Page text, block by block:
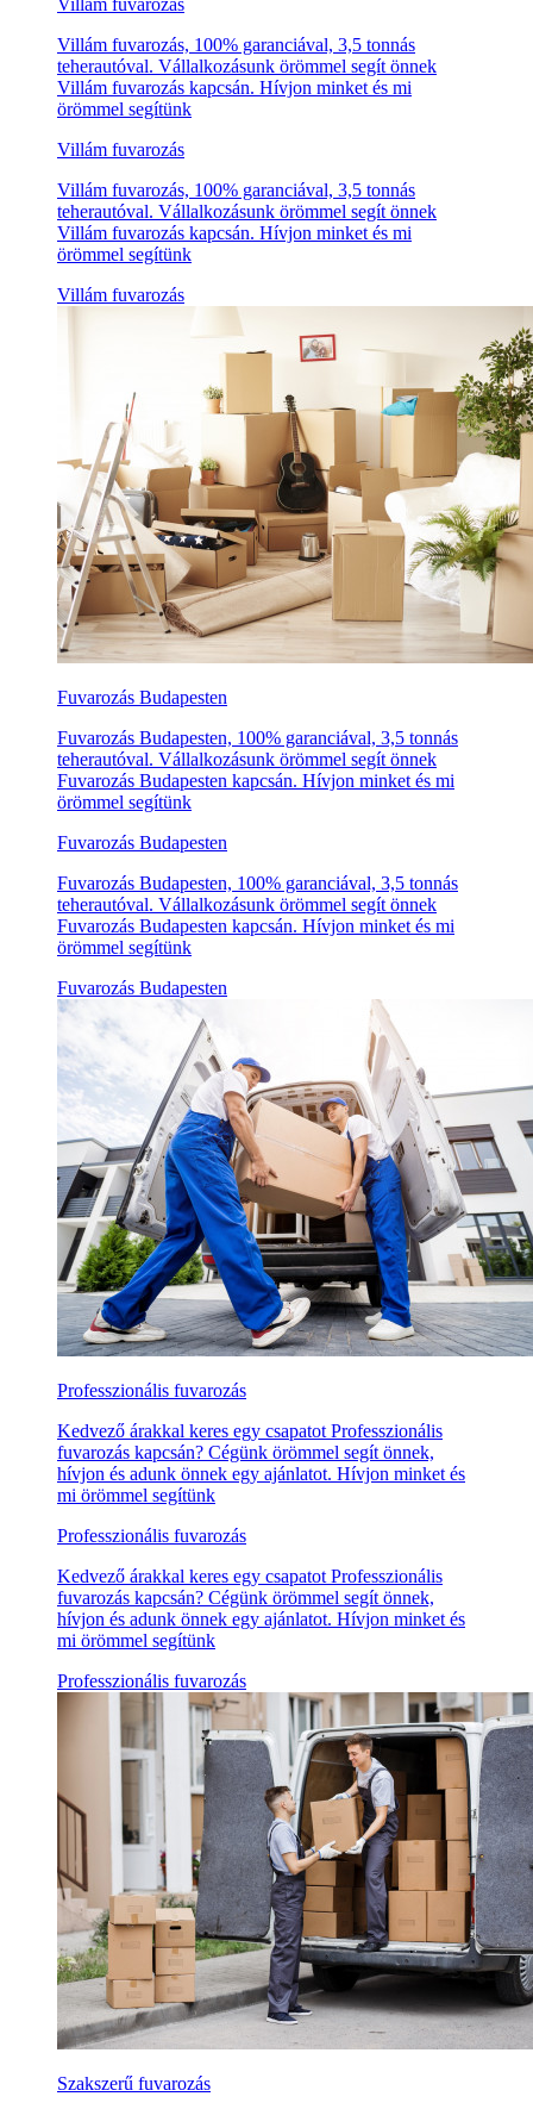
Villám fuvarozás
Villám fuvarozás, 100% garanciával, 3,5 tonnás
teherautóval. Vállalkozásunk örömmel segít önnek
Villám fuvarozás kapcsán. Hívjon minket és mi
örömmel segítünk
Villám fuvarozás
Villám fuvarozás, 100% garanciával, 3,5 tonnás
teherautóval. Vállalkozásunk örömmel segít önnek
Villám fuvarozás kapcsán. Hívjon minket és mi
örömmel segítünk
Villám fuvarozás
Fuvarozás Budapesten
Fuvarozás Budapesten, 100% garanciával, 3,5 tonnás
teherautóval. Vállalkozásunk örömmel segít önnek
Fuvarozás Budapesten kapcsán. Hívjon minket és mi
örömmel segítünk
Fuvarozás Budapesten
Fuvarozás Budapesten, 100% garanciával, 3,5 tonnás
teherautóval. Vállalkozásunk örömmel segít önnek
Fuvarozás Budapesten kapcsán. Hívjon minket és mi
örömmel segítünk
Fuvarozás Budapesten
Professzionális fuvarozás
Kedvező árakkal keres egy csapatot Professzionális
fuvarozás kapcsán? Cégünk örömmel segít önnek,
hívjon és adunk önnek egy ajánlatot. Hívjon minket és
mi örömmel segítünk
Professzionális fuvarozás
Kedvező árakkal keres egy csapatot Professzionális
fuvarozás kapcsán? Cégünk örömmel segít önnek,
hívjon és adunk önnek egy ajánlatot. Hívjon minket és
mi örömmel segítünk
Professzionális fuvarozás
Szakszerű fuvarozás